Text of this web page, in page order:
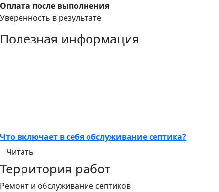
Оплата после выполнения
Уверенность в результате
Полезная информация
Что включает в себя обслуживание септика?
Читать
Территория работ
Ремонт и обслуживание септиков